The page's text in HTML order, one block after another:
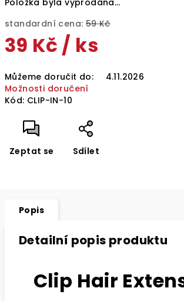
Položka byla vyprodána…
standardní cena: 59 Kč
39 Kč / ks
cena:
Můžeme doručit do:
4.11.2026
Možnosti doručení
Kód: CLIP-IN-10
Zeptat se Sdílet
Popis
Detailní popis produktu
Clip Hair